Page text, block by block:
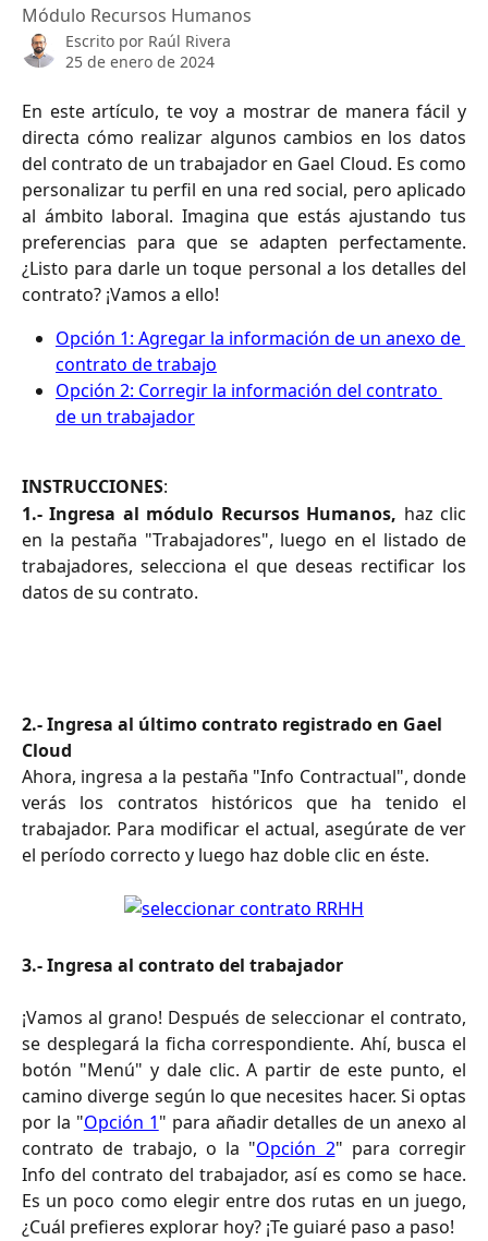
Módulo Recursos Humanos
Escrito por Raúl Rivera
25 de enero de 2024
En este artículo, te voy a mostrar de manera fácil y
directa cómo realizar algunos cambios en los datos
del contrato de un trabajador en Gael Cloud. Es como
personalizar tu perfil en una red social, pero aplicado
al ámbito laboral. Imagina que estás ajustando tus
preferencias para que se adapten perfectamente.
¿Listo para darle un toque personal a los detalles del
contrato? ¡Vamos a ello!
Opción 1: Agregar la información de un anexo de
contrato de trabajo
Opción 2: Corregir la información del contrato
de un trabajador
INSTRUCCIONES:
1.- Ingresa al módulo Recursos Humanos, haz clic
en la pestaña "Trabajadores", luego en el listado de
trabajadores, selecciona el que deseas rectificar los
datos de su contrato.
2.- Ingresa al último contrato registrado en Gael
Cloud
Ahora, ingresa a la pestaña "Info Contractual", donde
verás los contratos históricos que ha tenido el
trabajador. Para modificar el actual, asegúrate de ver
el período correcto y luego haz doble clic en éste.
3.- Ingresa al contrato del trabajador
¡Vamos al grano! Después de seleccionar el contrato,
se desplegará la ficha correspondiente. Ahí, busca el
botón "Menú" y dale clic. A partir de este punto, el
camino diverge según lo que necesites hacer. Si optas
por la "Opción 1" para añadir detalles de un anexo al
contrato de trabajo, o la "Opción 2" para corregir
Info del contrato del trabajador, así es como se hace.
Es un poco como elegir entre dos rutas en un juego,
¿Cuál prefieres explorar hoy? ¡Te guiaré paso a paso!